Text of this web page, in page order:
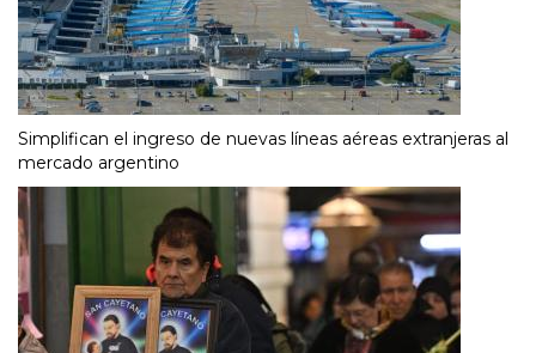
Simplifican el ingreso de nuevas líneas aéreas extranjeras al
mercado argentino